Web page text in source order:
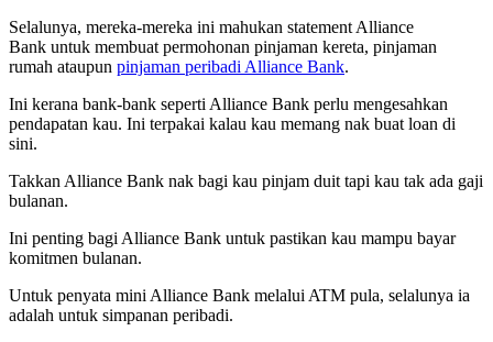
Selalunya, mereka-mereka ini mahukan statement Alliance
Bank untuk membuat permohonan pinjaman kereta, pinjaman
rumah ataupun pinjaman peribadi Alliance Bank.
Ini kerana bank-bank seperti Alliance Bank perlu mengesahkan
pendapatan kau. Ini terpakai kalau kau memang nak buat loan di
sini.
Takkan Alliance Bank nak bagi kau pinjam duit tapi kau tak ada gaji
bulanan.
Ini penting bagi Alliance Bank untuk pastikan kau mampu bayar
komitmen bulanan.
Untuk penyata mini Alliance Bank melalui ATM pula, selalunya ia
adalah untuk simpanan peribadi.